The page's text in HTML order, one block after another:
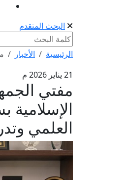
البحث المتقدم
الرئيسية الأخبار
21 يناير 2026 م
مفتي
العلمي